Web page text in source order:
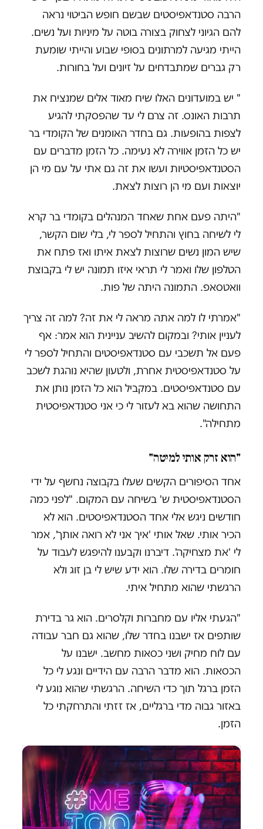
הרבה סטנדאפיסטים שבשם חופש הביטוי נראה
להם הגיוני לצחוק בצורה בוטה על מיניות ועל נשים.
הייתי מגיעה למרתונים בסופי שבוע והייתי שומעת
רק גברים שמתבדחים על זיונים ועל בחורות.
" יש במועדונים האלו שיח מאוד אלים שמנציח את
תרבות האונס. זה צרם לי עד שהפסקתי להגיע
לצפות בהופעות. גם בחדר האומנים של הקומדי בר
יש כל הזמן אווירה לא נעימה. כל הזמן מדברים עם
הסטנדאפיסטיות ועשו את זה גם אתי על עם מי הן
יוצאות ועם מי הן רוצות לצאת.
"היתה פעם אחת שאחד המנהלים בקומדי בר קרא
לי לשיחה בחוץ והתחיל לספר לי, בלי שום הקשר,
שיש המון נשים שרוצות לצאת איתו ואז פתח את
הטלפון שלו ואמר לי תראי איזו תמונה יש לי בקבוצת
וואטסאפ. התמונה היתה של פות.
"אמרתי לו למה אתה מראה לי את זה? למה זה צריך
לעניין אותי? ובמקום להשיב עניינית הוא אמר: אף
פעם אל תשכבי עם סטנדאפיסטים והתחיל לספר לי
על סטנדאפיסטית אחרת, ולטעון שהיא נוהגת לשכב
עם סטנדאפיסטים. במקביל הוא כל הזמן נותן את
התחושה שהוא בא לעזור לי כי אני סטנדאפיסטית
מתחילה".
"הוא זרק אותי למיטה"
אחד הסיפורים הקשים שעלו בקבוצה נחשף על ידי
הסטנדאפיסטית ש' בשיחה עם המקום. "לפני כמה
חודשים ניגש אלי אחד הסטנדאפיסטים. הוא לא
הכיר אותי. שאל אותי 'איך אני לא רואה אותך', אמר
לי 'את מצחיקה'. דיברנו וקבענו להיפגש לעבוד על
חומרים בדירה שלו. הוא ידע שיש לי בן זוג ולא
הרגשתי שהוא מתחיל איתי.
"הגעתי אליו עם מחברות וקלסרים. הוא גר בדירת
שותפים אז ישבנו בחדר שלו, שהוא גם חבר עבודה
עם לוח מחיק ושני כסאות מחשב. ישבנו על
הכסאות. הוא מדבר הרבה עם הידיים ונגע לי כל
הזמן ברגל תוך כדי השיחה. הרגשתי שהוא נוגע לי
באזור גבוה מדי ברגליים, אז זזתי והתרחקתי כל
הזמן.